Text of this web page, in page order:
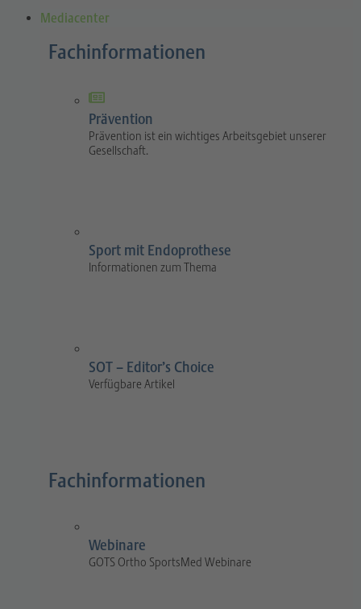
Mediacenter
Fachinformationen
Prävention
Prävention ist ein wichtiges Arbeitsgebiet unserer
Gesellschaft.
Sport mit Endoprothese
Informationen zum Thema
SOT – Editor’s Choice
Verfügbare Artikel
Fachinformationen
Webinare
GOTS Ortho SportsMed Webinare